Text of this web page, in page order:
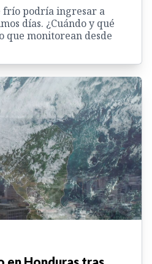
frío podría ingresar a
días. ¿Cuándo y qué
que monitorean desde